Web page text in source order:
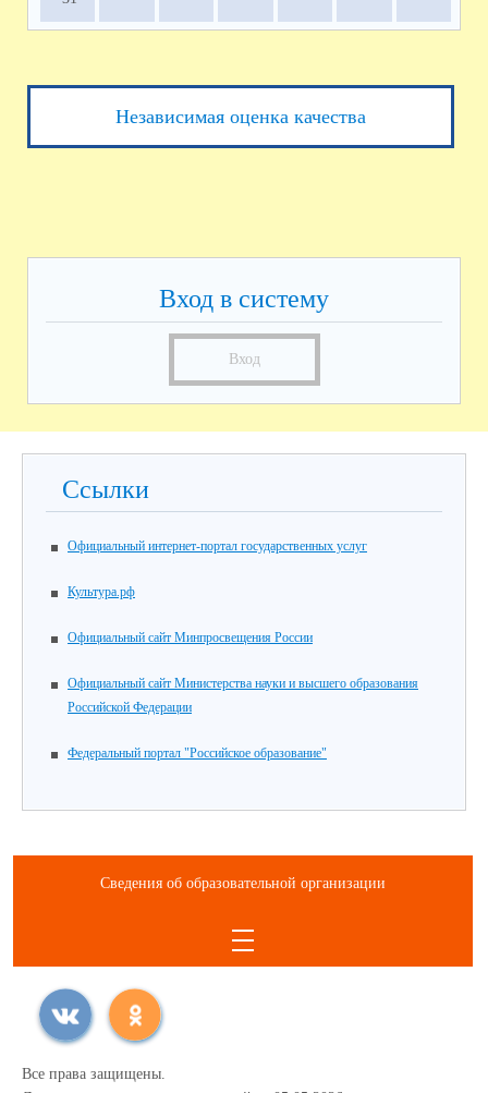
Независимая оценка качества
Вход в систему
Вход
Ссылки
Официальный интернет-портал государственных услуг
Культура.рф
Официальный сайт Минпросвещения России
Официальный сайт Министерства науки и высшего образования
Российской Федерации
Федеральный портал "Российское образование"
Сведения об образовательной организации
Все права защищены.